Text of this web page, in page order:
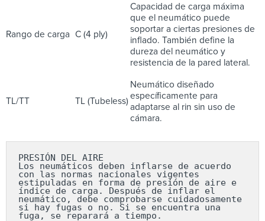
Rango de carga C (4 ply)
Capacidad de carga máxima
que el neumático puede
soportar a ciertas presiones de
inflado. También define la
dureza del neumático y
resistencia de la pared lateral.
TL/TT TL (Tubeless)
Neumático diseñado
específicamente para
adaptarse al rin sin uso de
cámara.
PRESIÓN DEL AIRE
Los neumáticos deben inflarse de acuerdo
con las normas nacionales vigentes
estipuladas en forma de presión de aire e
índice de carga. Después de inflar el
neumático, debe comprobarse cuidadosamente
si hay fugas o no. Si se encuentra una
fuga, se reparará a tiempo.